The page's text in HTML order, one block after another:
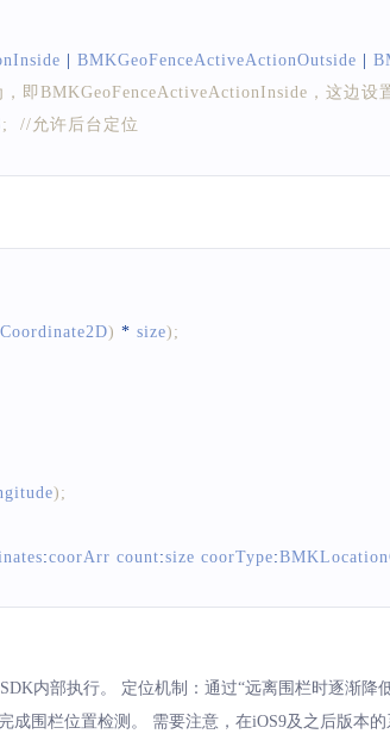
| BMKGeoFenceActiveActionOutside |
即BMKGeoFenceActiveActionInside，这边
; //允许后台定位
) * size) ;
) ;
:coorArr count:size coorType:
内部执行。 定位机制：通过“远离围栏时逐渐降
成围栏位置检测。 需要注意，在iOS9及之后版本